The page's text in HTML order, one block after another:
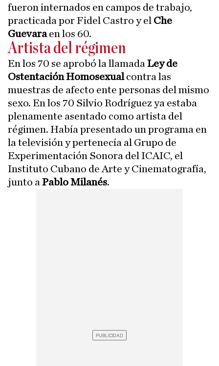
fueron internados en campos de trabajo,
practicada por Fidel Castro y el Che
Guevaraen los 60.
Artista del régimen
En los 70 se aprobó la llamada Ley de
Ostentación Homosexualcontra las
muestras de afecto ente personas del mismo
sexo. En los 70 Silvio Rodríguez ya estaba
plenamente asentado como artista del
régimen. Había presentado un programa en
la televisión y pertenecía al Grupo de
Experimentación Sonora del ICAIC, el
Instituto Cubano de Arte y Cinematografía,
junto a Pablo Milanés.